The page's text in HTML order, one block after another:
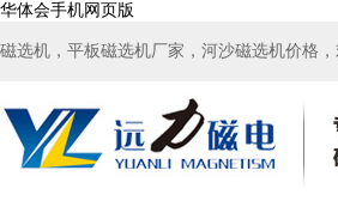
华体会手机网页版
磁选机，平板磁选机厂家，河沙磁选机价格